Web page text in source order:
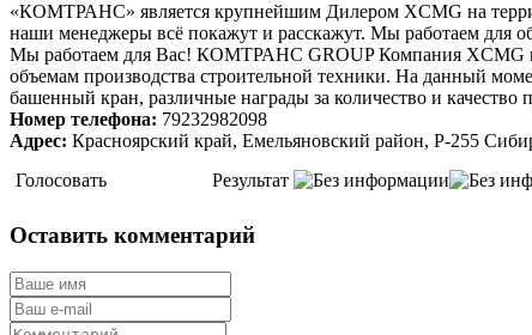
«КОМТРАНС» является крупнейшим Дилером XCMG на
наши менеджеры всё покажут и расскажут. Мы работаем для
Мы работаем для Вас! КОМТРАНС GROUP Компания XCMG
объемам производства строительной техники. На данный
башенный кран, различные награды за количество и качество
Номер телефона: 79232982098
Адрес: Красноярский край, Емельяновский район, Р-255
Голосовать
Результат
Оставить комментарий